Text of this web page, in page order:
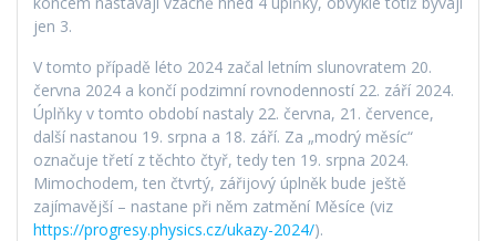
jen 3.
V tomto případě léto 2024 začal letním slunovratem 20.
června 2024 a končí podzimní rovnodenností 22. září 2024.
Úplňky v tomto období nastaly 22. června, 21. července,
další nastanou 19. srpna a 18. září. Za „modrý měsíc“
označuje třetí z těchto čtyř, tedy ten 19. srpna 2024.
Mimochodem, ten čtvrtý, zářijový úplněk bude ještě
zajímavější – nastane při něm zatmění Měsíce (viz
https://progresy.physics.cz/ukazy-2024/).